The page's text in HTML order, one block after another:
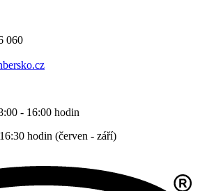
060
- 16:00 hodin
hodin (červen - září)